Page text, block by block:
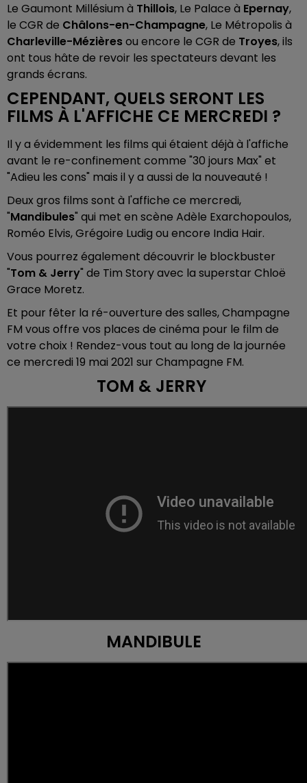
Le Gaumont Millésium à Thillois, Le Palace à Epernay,
le CGR de Châlons-en-Champagne, Le Métropolis à
Charleville-Mézièresou encore le CGR de Troyes, ils
ont tous hâte de revoir les spectateurs devant les
grands écrans.
CEPENDANT, QUELS SERONT LES
FILMS À L'AFFICHE CE MERCREDI ?
Il y a évidemment les films qui étaient déjà à l'affiche
avant le re-confinement comme "30 jours Max" et
"Adieu les cons" mais il y a aussi de la nouveauté !
Deux gros films sont à l'affiche ce mercredi,
"Mandibules" qui met en scène Adèle Exarchopoulos,
Roméo Elvis, Grégoire Ludig ou encore India Hair.
Vous pourrez également découvrir le blockbuster
"Tom & Jerry" de Tim Story avec la superstar Chloë
Grace Moretz.
Et pour fêter la ré-ouverture des salles, Champagne
FM vous offre vos places de cinéma pour le film de
votre choix ! Rendez-vous tout au long de la journée
ce mercredi 19 mai 2021 sur Champagne FM.
TOM & JERRY
MANDIBULE